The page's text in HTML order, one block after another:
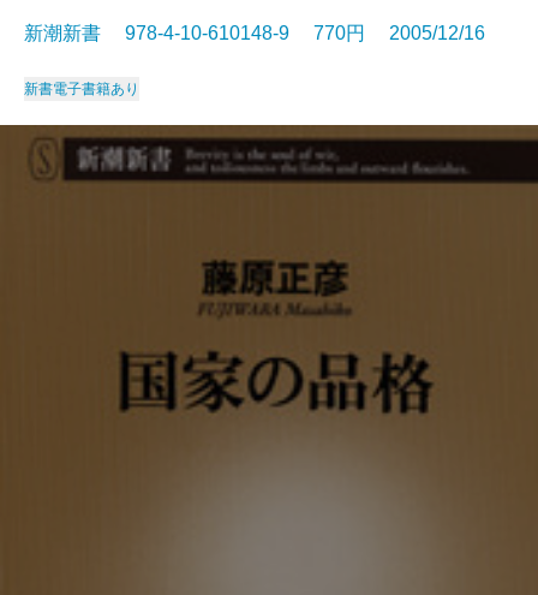
新潮新書 978-4-10-610148-9 770円 2005/12/16
新書電子書籍あり